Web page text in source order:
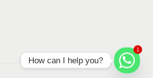
1
How can I help you?